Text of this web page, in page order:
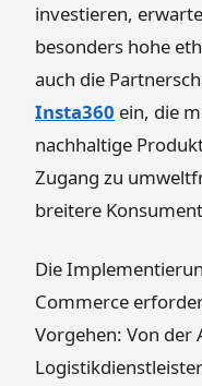
investieren,
besonders hohe
auch die
Insta360 ein, die
nachhaltige
Zugang zu
breitere
Die
Commerce
Vorgehen: Von der